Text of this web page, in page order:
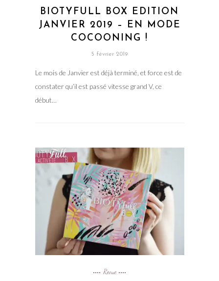
BIOTYFULL BOX EDITION
JANVIER 2019 – EN MODE
COCOONING !
5 février 2019
Le mois de Janvier est déjà terminé, et force est de
constater qu’il est passé vitesse grand V, ce
début…
Revue